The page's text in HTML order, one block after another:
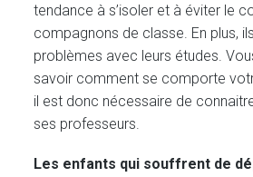
tendance à s’isoler et à éviter le
compagnons de classe. En plus,
problèmes avec leurs études.
savoir comment se comporte
il est donc nécessaire de
ses professeurs.
Les enfants qui souffrent de